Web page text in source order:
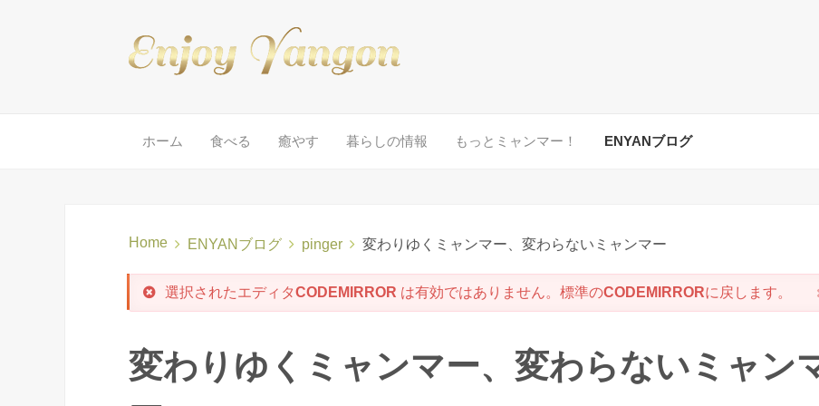
ホーム 食べる 癒やす 暮らしの情報 もっとミャンマー！ ENYANブログ
Home ENYANブログ pinger 変わりゆくミャンマー、変わらないミャンマー
選択されたエディタCODEMIRROR は有効ではありません。標準のCODEMIRRORに戻します。
変わりゆくミャンマー、変わらないミャン